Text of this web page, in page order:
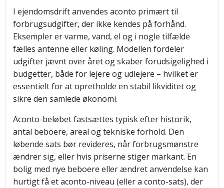
I ejendomsdrift anvendes aconto primært til
forbrugsudgifter, der ikke kendes på forhånd.
Eksempler er varme, vand, el og i nogle tilfælde
fælles antenne eller køling. Modellen fordeler
udgifter jævnt over året og skaber forudsigelighed i
budgetter, både for lejere og udlejere – hvilket er
essentielt for at opretholde en stabil likviditet og
sikre den samlede økonomi.
Aconto-beløbet fastsættes typisk efter historik,
antal beboere, areal og tekniske forhold. Den
løbende sats bør revideres, når forbrugsmønstre
ændrer sig, eller hvis priserne stiger markant. En
bolig med nye beboere eller ændret anvendelse kan
hurtigt få et aconto-niveau (eller a conto-sats), der